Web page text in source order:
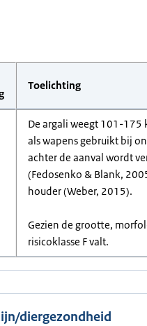
Toelichting
De argali weegt 101-175
als wapens gebruikt bij
achter de aanval wordt
(Fedosenko & Blank,
houder (Weber, 2015).
Gezien de grootte,
risicoklasse F valt.
diergezondheid